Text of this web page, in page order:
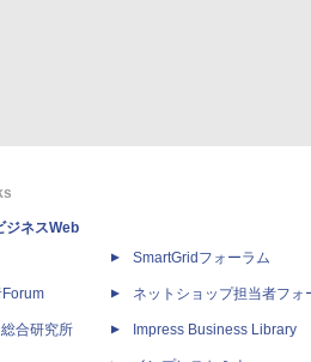
ジネスWeb
合研究所
SmartGridフォーラム
ネットショップ担当者フォ
Impress Business Library